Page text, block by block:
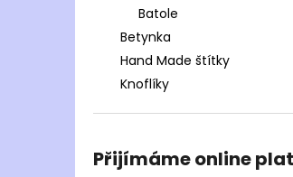
Batole
Betynka
Hand Made štítky
Knoflíky
Přijímáme online